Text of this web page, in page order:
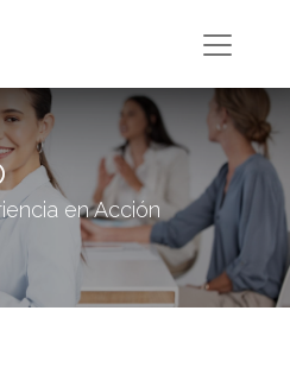
en Acción